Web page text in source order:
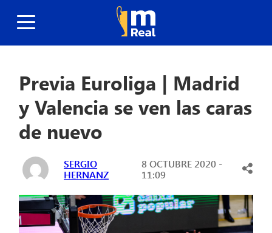
Previa Euroliga | Madrid
y Valencia se ven las caras
de nuevo
SERGIO
HERNANZ
8 OCTUBRE 2020 -
11:09